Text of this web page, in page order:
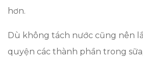
hơn.
Dù không tách nước cũng nên
quyện các thành phần trong